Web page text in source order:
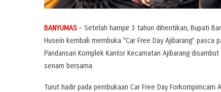
BANYUMAS – Setelah hampir 3 tahun dihentikan, Bupati
Husein kembali membuka “Car Free Day Ajibarang”
Pandansari Komplek Kantor Kecamatan Ajibarang
senam bersama
Turut hadir pada pembukaan Car Free Day Forkompimcam